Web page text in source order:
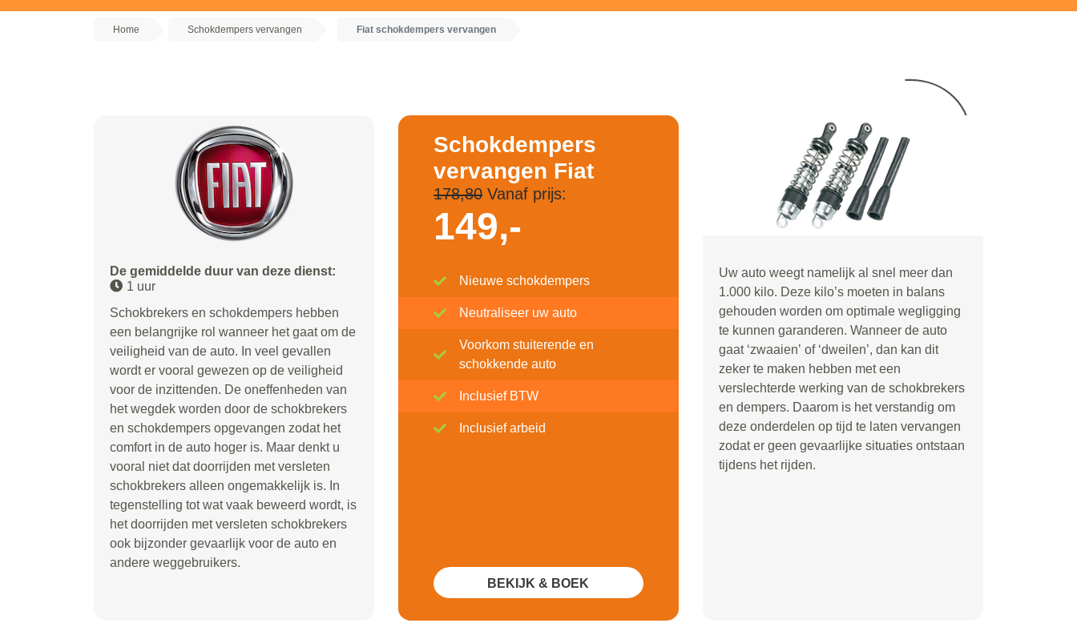
Home Schokdempers vervangen Fiat schokdempers vervangen
De gemiddelde duur van deze dienst:
1 uur
Schokbrekers en schokdempers hebben
een belangrijke rol wanneer het gaat om de
veiligheid van de auto. In veel gevallen
wordt er vooral gewezen op de veiligheid
voor de inzittenden. De oneffenheden van
het wegdek worden door de schokbrekers
en schokdempers opgevangen zodat het
comfort in de auto hoger is. Maar denkt u
vooral niet dat doorrijden met versleten
schokbrekers alleen ongemakkelijk is. In
tegenstelling tot wat vaak beweerd wordt, is
het doorrijden met versleten schokbrekers
ook bijzonder gevaarlijk voor de auto en
andere weggebruikers.
Schokdempers
vervangen Fiat
178,80Vanaf prijs:
149,-
Nieuwe schokdempers
Neutraliseer uw auto
Voorkom stuiterende en
schokkende auto
Inclusief BTW
Inclusief arbeid
BEKIJK & BOEK
Uw auto weegt namelijk al snel meer dan
1.000 kilo. Deze kilo’s moeten in balans
gehouden worden om optimale wegligging
te kunnen garanderen. Wanneer de auto
gaat ‘zwaaien’ of ‘dweilen’, dan kan dit
zeker te maken hebben met een
verslechterde werking van de schokbrekers
en dempers. Daarom is het verstandig om
deze onderdelen op tijd te laten vervangen
zodat er geen gevaarlijke situaties ontstaan
tijdens het rijden.